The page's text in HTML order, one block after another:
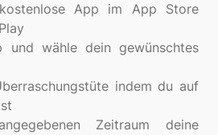
App im App Store
und wähle dein gewünschtes
indem du auf
Zeitraum deine